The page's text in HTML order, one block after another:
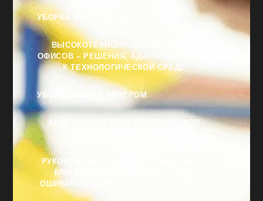
УБОРКА ВЫСТАВОЧНОГО ЗАЛА
ВЫСОКОТЕХНОЛОГИЧНАЯ УБОРКА
ОФИСОВ – РЕШЕНИЯ, АДАПТИРОВАННЫЕ
К ТЕХНОЛОГИЧЕСКОЙ СРЕДЕ
УБОРКА ОФИСА ВЕЧЕРОМ
РУКОВОДСТВО ПО ВЫБОРУ НАДЕЖНОЙ
КЛИНИНГОВОЙ КОМПАНИИ — ВСЕ
ОШИБКИ, КОТОРЫХ СЛЕДУЕТ ИЗБЕГАТЬ